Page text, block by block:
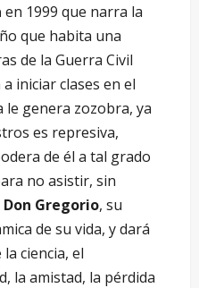
en 1999 que narra la
que habita una
de la Guerra Civil
iniciar clases en el
le genera zozobra, ya
es represiva,
de él a tal grado
no asistir, sin
Don Gregorio, su
de su vida, y dará
ciencia, el
la amistad, la pérdida